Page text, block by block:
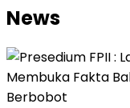
News